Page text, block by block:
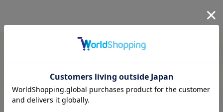
こちらのページは、店頭にてあらかじめ商品詳細および商品コード
そのため、商品画像および詳細は記載しておりません。
また、詳細につきましてのご案内、ご相談もオンラインショップ窓